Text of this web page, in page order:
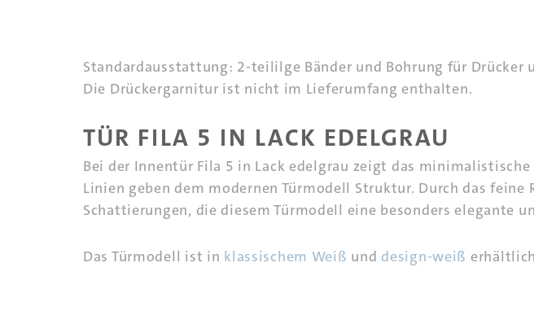
Standardausstattung: 2-teililge Bänder und Bohrung für Drücker
Die Drückergarnitur ist nicht im Lieferumfang enthalten.
TÜR FILA 5 IN LACK EDELGRAU
Bei der Innentür Fila 5 in Lack edelgrau zeigt das
Linien geben dem modernen Türmodell Struktur. Durch das
Schattierungen, die diesem Türmodell eine besonders elegante
Das Türmodell ist in klassischem Weiß und design-weiß